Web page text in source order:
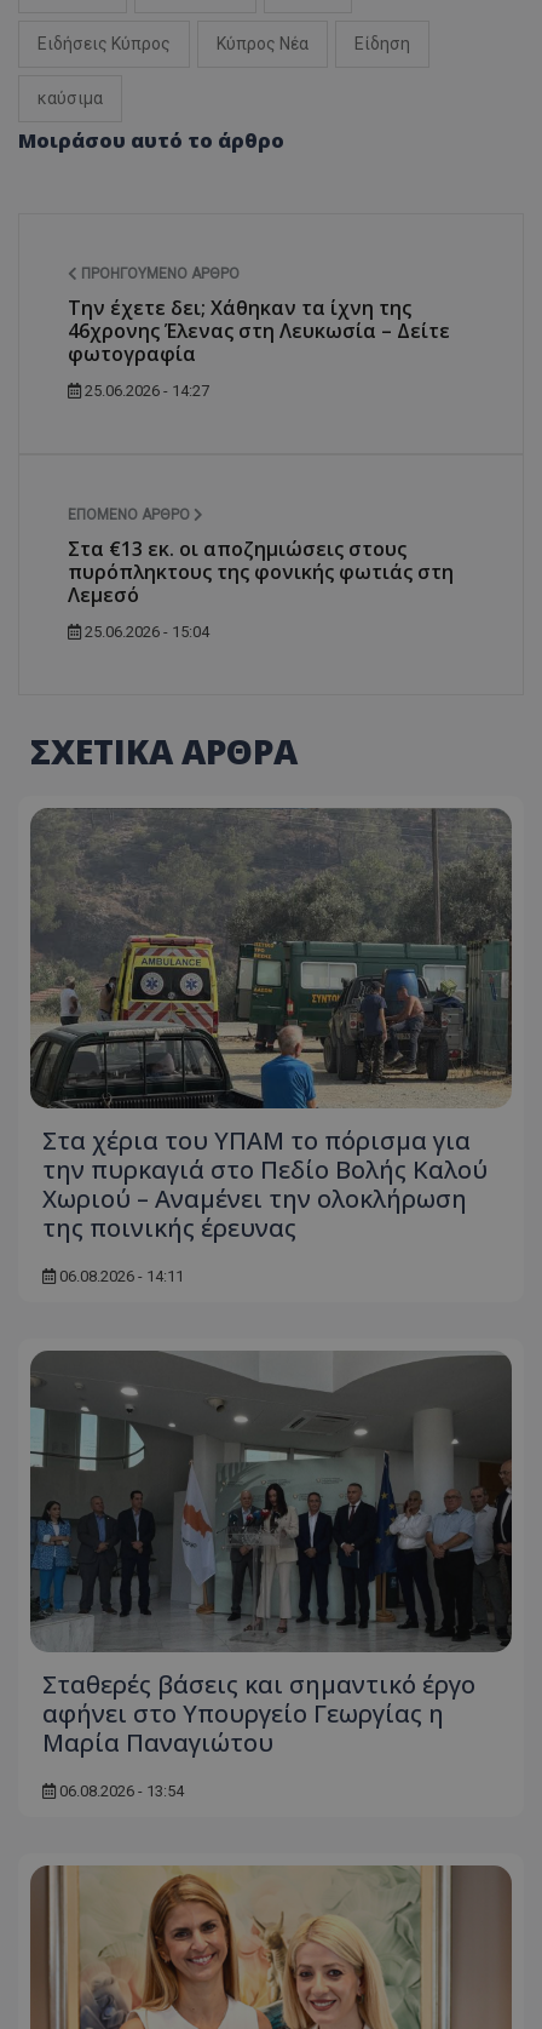
Ειδήσεις Κύπρος Κύπρος Νέα Είδηση
καύσιμα
Μοιράσου αυτό το άρθρο
ΠΡΟΗΓΟΎΜΕΝΟ ΆΡΘΡΟ
Την έχετε δει; Χάθηκαν τα ίχνη της
46χρονης Έλενας στη Λευκωσία – Δείτε
φωτογραφία
25.06.2026 - 14:27
ΕΠΌΜΕΝΟ ΆΡΘΡΟ
Στα €13 εκ. οι αποζημιώσεις στους
πυρόπληκτους της φονικής φωτιάς στη
Λεμεσό
25.06.2026 - 15:04
ΣΧΕΤΙΚΑ ΑΡΘΡΑ
Στα χέρια του ΥΠΑΜ το πόρισμα για
την πυρκαγιά στο Πεδίο Βολής Καλού
Χωριού – Αναμένει την ολοκλήρωση
της ποινικής έρευνας
06.08.2026 - 14:11
Σταθερές βάσεις και σημαντικό έργο
αφήνει στο Υπουργείο Γεωργίας η
Μαρία Παναγιώτου
06.08.2026 - 13:54